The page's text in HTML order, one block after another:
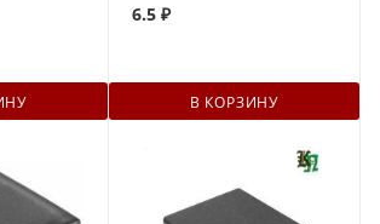
6.5 ₽
В КОРЗИНУ